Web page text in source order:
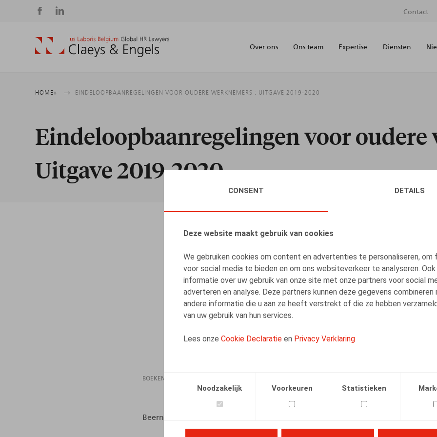
CONSENT DETAILS
Deze website maakt gebruik van cookies
We gebruiken cookies om content en advertenties te personaliseren, om
voor social media te bieden en om ons websiteverkeer te analyseren.
informatie over uw gebruik van onze site met onze partners voor social
adverteren en analyse. Deze partners kunnen deze gegevens combineren
andere informatie die u aan ze heeft verstrekt of die ze hebben
van uw gebruik van hun services.
Lees onze Cookie Declaratie en Privacy Verklaring
Noodzakelijk Voorkeuren Statistieken
Social
media
Contact
Over ons Ons team Expertise Diensten
Kruimelpad
HOME EINDELOOPBAANREGELINGEN VOOR OUDERE WERKNEMERS : UITGAVE 2019-2020
Eindeloopbaanregelingen voor oudere
Uitgave 2019-2020
BOEKEN
Beernaert, J., Maerten, P., Truyers, A., Verhelst, I., Witters, A., Kluwer, 2019, 530 p.
Inger Verhelst
Vennoot